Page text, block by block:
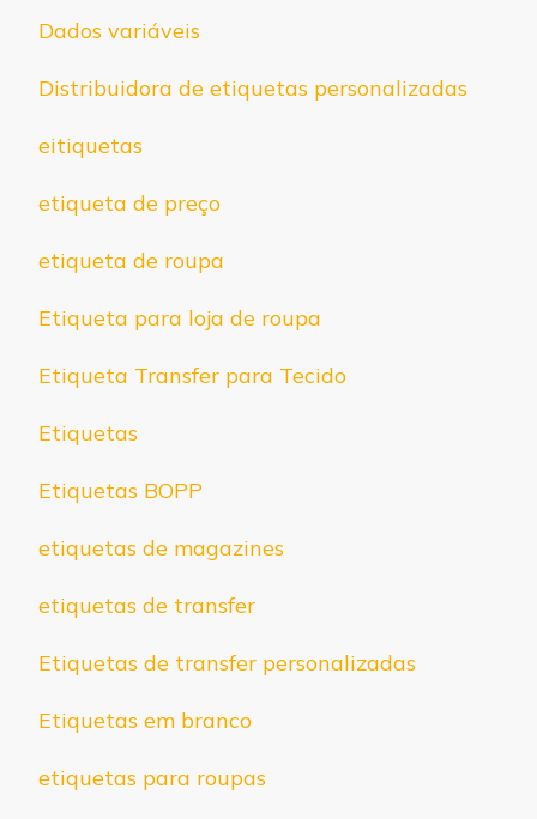
Dados variáveis
Distribuidora de etiquetas personalizadas
eitiquetas
etiqueta de preço
etiqueta de roupa
Etiqueta para loja de roupa
Etiqueta Transfer para Tecido
Etiquetas
Etiquetas BOPP
etiquetas de magazines
etiquetas de transfer
Etiquetas de transfer personalizadas
Etiquetas em branco
etiquetas para roupas